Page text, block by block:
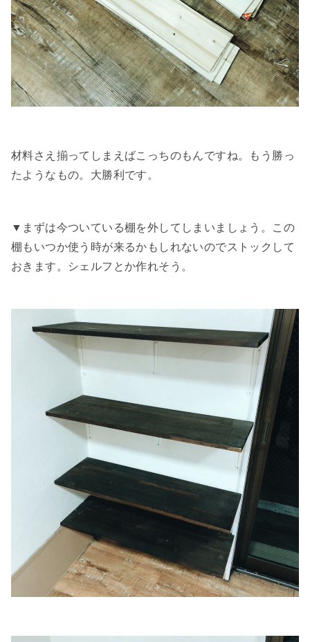
材料さえ揃ってしまえばこっちのもんですね。もう勝っ
たようなもの。大勝利です。
▼まずは今ついている棚を外してしまいましょう。この
棚もいつか使う時が来るかもしれないのでストックして
おきます。シェルフとか作れそう。